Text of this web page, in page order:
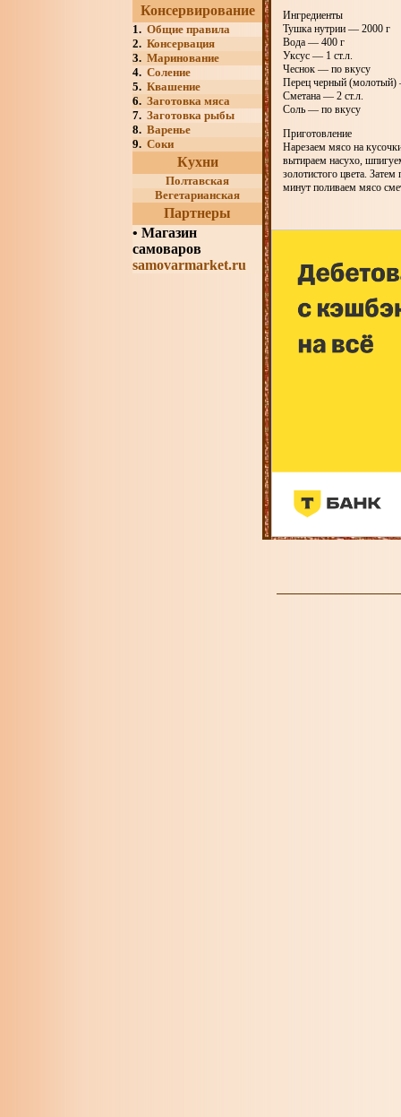
Консервирование
1. Общие правила
2. Консервация
3. Маринование
4. Соление
5. Квашение
6. Заготовка мяса
7. Заготовка рыбы
8. Варенье
9. Соки
Кухни
Полтавская
Вегетарианская
Партнеры
• Магазин
самоваров
samovarmarket.ru
Ингредиенты
Тушка нутрии — 2000 г
Вода — 400 г
Уксус — 1 ст.л.
Чеснок — по вкусу
Перец черный (молотый)
Сметана — 2 ст.л.
Соль — по вкусу
Приготовление
Нарезаем мясо на
вытираем насухо,
золотистого цвета.
минут поливаем мясо